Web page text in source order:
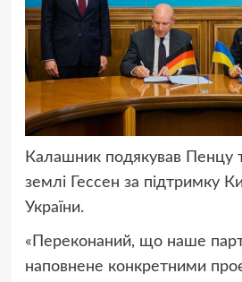
Калашник подякував Пенцу
землі Гессен за підтримку
України.
«Переконаний, що наше
наповнене конкретними